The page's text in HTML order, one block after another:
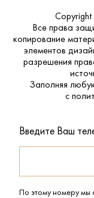
Все права
копирование
элементов
разрешения
Заполняя
с
Введите Ваш
По этому номеру мы